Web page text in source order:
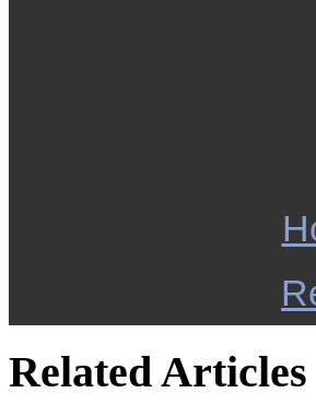
Related Articles